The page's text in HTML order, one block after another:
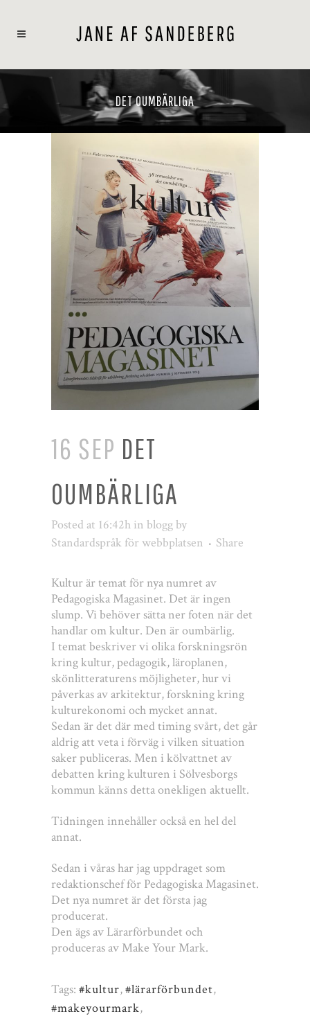
DET OUMBÄRLIGA
16 SEP DET
OUMBÄRLIGA
Posted at 16:42h in bloggby
Standardspråk för webbplatsen
Share
Kultur är temat för nya numret av
Pedagogiska Magasinet. Det är ingen
slump. Vi behöver sätta ner foten när det
handlar om kultur. Den är oumbärlig.
I temat beskriver vi olika forskningsrön
kring kultur, pedagogik, läroplanen,
skönlitteraturens möjligheter, hur vi
påverkas av arkitektur, forskning kring
kulturekonomi och mycket annat.
Sedan är det där med timing svårt, det går
aldrig att veta i förväg i vilken situation
saker publiceras. Men i kölvattnet av
debatten kring kulturen i Sölvesborgs
kommun känns detta onekligen aktuellt.
Tidningen innehåller också en hel del
annat.
Sedan i våras har jag uppdraget som
redaktionschef för Pedagogiska Magasinet.
Det nya numret är det första jag
producerat.
Den ägs av Lärarförbundet och
produceras av Make Your Mark.
Tags: #kultur,#lärarförbundet,
#makeyourmark,